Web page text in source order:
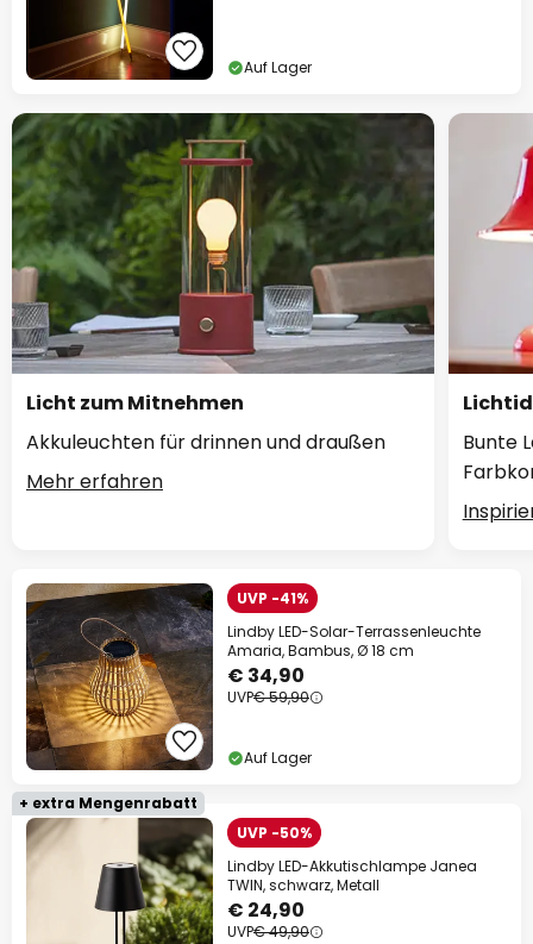
Auf Lager
Licht zum Mitnehmen
Akkuleuchten für drinnen und draußen
Mehr erfahren
Bunte
UVP -41%
Lindby LED-Solar-Terrassenleuchte
Amaria, Bambus, Ø 18 cm
€ 34,90
UVP€ 59,90
Auf Lager
+ extra Mengenrabatt
UVP -50%
Lindby LED-Akkutischlampe Janea
TWIN, schwarz, Metall
€ 24,90
UVP€ 49,90